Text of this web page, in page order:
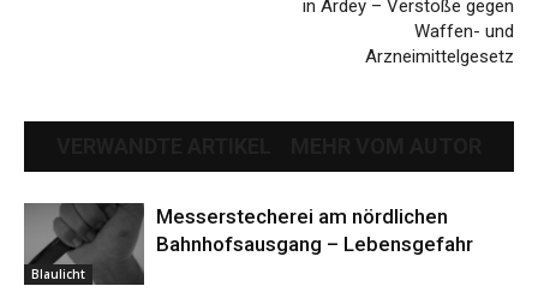
in Ardey – Verstöße gegen
Waffen- und
Arzneimittelgesetz
Blaulicht
Messerstecherei am nördlichen
Bahnhofsausgang – Lebensgefahr